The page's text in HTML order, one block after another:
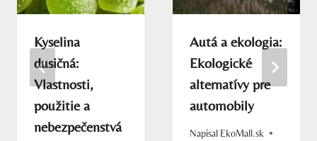
Kyselina
dusičná:
Vlastnosti,
použitie a
nebezpečenstvá
Autá a ekologia:
Ekologické
alternatívy pre
automobily
Napísal EkoMall.sk